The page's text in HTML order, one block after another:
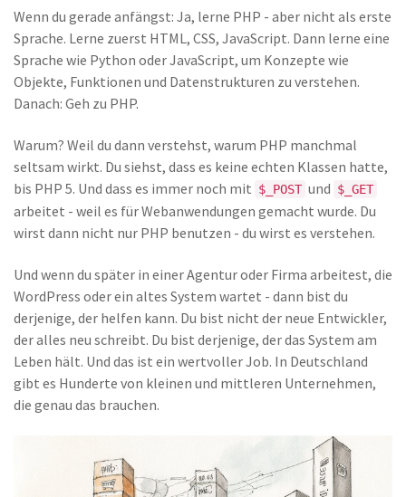
Wenn du gerade anfängst: Ja, lerne PHP - aber nicht als erste
Sprache. Lerne zuerst HTML, CSS, JavaScript. Dann lerne eine
Sprache wie Python oder JavaScript, um Konzepte wie
Objekte, Funktionen und Datenstrukturen zu verstehen.
Danach: Geh zu PHP.
Warum? Weil du dann verstehst, warum PHP manchmal
seltsam wirkt. Du siehst, dass es keine echten Klassen hatte,
bis PHP 5. Und dass es immer noch mit $_POST und $_GET
arbeitet - weil es für Webanwendungen gemacht wurde. Du
wirst dann nicht nur PHP benutzen - du wirst es verstehen.
Und wenn du später in einer Agentur oder Firma arbeitest, die
WordPress oder ein altes System wartet - dann bist du
derjenige, der helfen kann. Du bist nicht der neue Entwickler,
der alles neu schreibt. Du bist derjenige, der das System am
Leben hält. Und das ist ein wertvoller Job. In Deutschland
gibt es Hunderte von kleinen und mittleren Unternehmen,
die genau das brauchen.